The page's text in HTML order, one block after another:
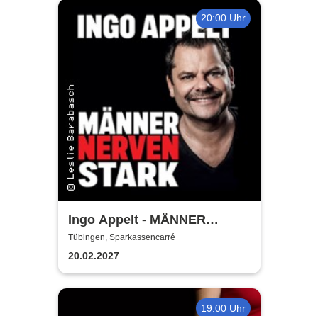
20:00 Uhr
Ingo Appelt - MÄNNER
NERVEN STARK
Tübingen, Sparkassencarré
20.02.2027
19:00 Uhr